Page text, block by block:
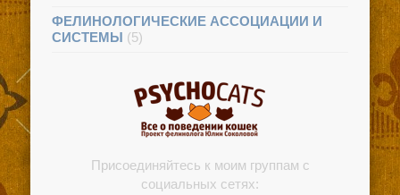
ФЕЛИНОЛОГИЧЕСКИЕ АССОЦИАЦИИ И
СИСТЕМЫ (5)
Присоединяйтесь к моим группам с
социальных сетях: